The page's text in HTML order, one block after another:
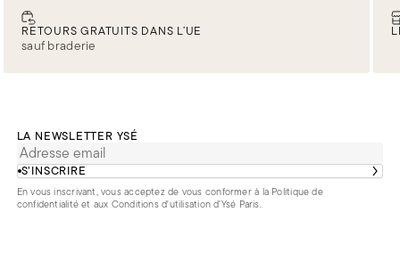
RETOURS GRATUITS DANS L’UE
sauf braderie
LA NEWSLETTER YSÉ
S’INSCRIRE
En vous inscrivant, vous acceptez de vous conformer à la Politique de
confidentialitéet aux Conditions d'utilisation d’Ysé Paris.